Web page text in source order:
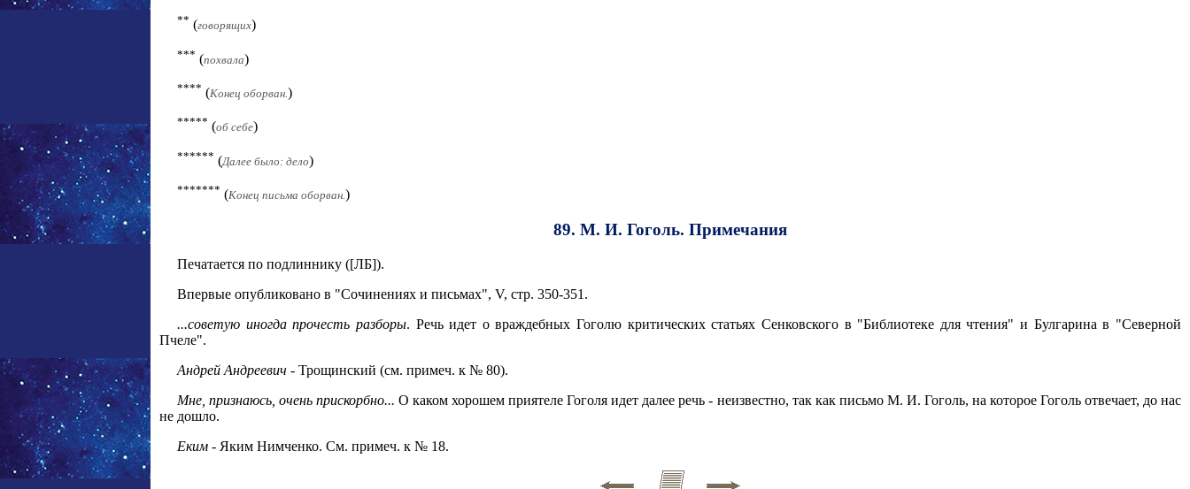
** (говорящих)
*** (похвала)
**** (Конец оборван.)
***** (об себе)
****** (Далее было: дело)
******* (Конец письма оборван.)
89. М. И. Гоголь. Примечания
Печатается по подлиннику ([ЛБ]).
Впервые опубликовано в "Сочинениях и письмах", V, стр. 350-351.
...советую иногда прочесть разборы. Речь идет о враждебных Гоголю критических статьях Сенковского в "Библиотеке для чтения" и Булгарина в "Северной
Пчеле".
Андрей Андреевич - Трощинский (см. примеч. к № 80).
Мне, признаюсь, очень прискорбно...О каком хорошем приятеле Гоголя идет далее речь - неизвестно, так как письмо М. И. Гоголь, на которое Гоголь отвечает, до нас
не дошло.
Еким - Яким Нимченко. См. примеч. к № 18.